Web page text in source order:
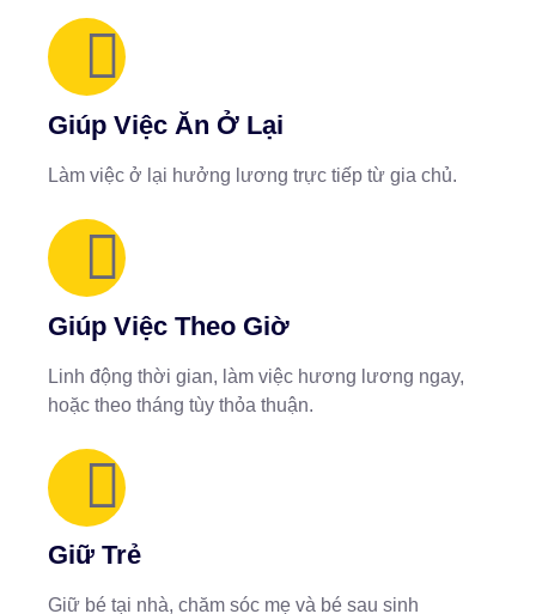
Giúp Việc Ăn Ở Lại
Làm việc ở lại hưởng lương trực tiếp từ gia chủ.
Giúp Việc Theo Giờ
Linh động thời gian, làm việc hương lương ngay,
hoặc theo tháng tùy thỏa thuận.
Giữ Trẻ
Giữ bé tại nhà, chăm sóc mẹ và bé sau sinh